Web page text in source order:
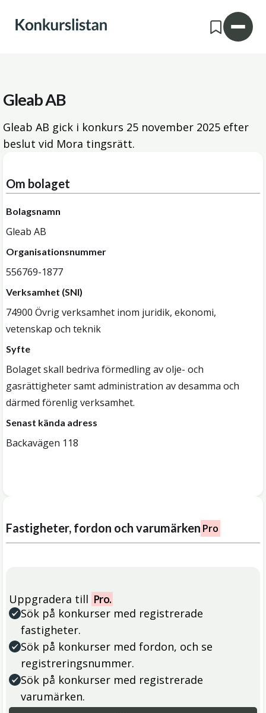
Gleab AB
Gleab AB gick i konkurs 25 november 2025 efter
beslut vid Mora tingsrätt.
Om bolaget
Bolagsnamn
Gleab AB
Organisationsnummer
556769-1877
Verksamhet (SNI)
74900 Övrig verksamhet inom juridik, ekonomi,
vetenskap och teknik
Syfte
Bolaget skall bedriva förmedling av olje- och
gasrättigheter samt administration av desamma och
därmed förenlig verksamhet.
Senast kända adress
Backavägen 118
Fastigheter, fordon och varumärken Pro
Uppgradera till Pro.
Sök på konkurser med registrerade
fastigheter.
Sök på konkurser med fordon, och se
registreringsnummer.
Sök på konkurser med registrerade
varumärken.